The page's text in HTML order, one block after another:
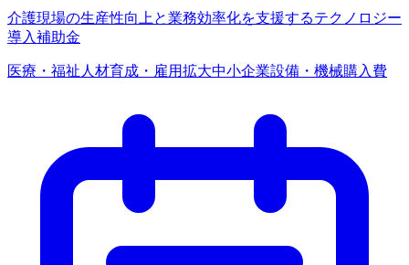
介護現場の生産性向上と業務効率化を支援するテクノロジー
導入補助金
医療・福祉 人材育成・雇用拡大中小企業設備・機械購入費